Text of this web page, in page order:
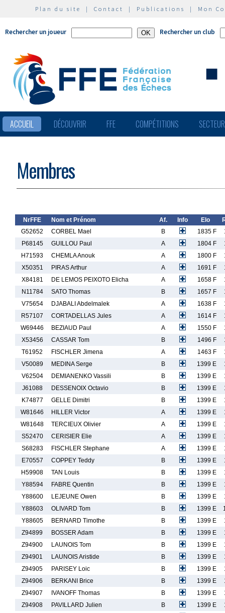
Plan du site | Contact | Publications | Mon
Rechercher un joueur Rechercher un club
ACCUEIL DÉCOUVRIR FFE COMPÉTITIONS
Membres
NrFFE Nom et Prénom Af. Info Elo
G52652
CORBEL Mael B 1835 F
P68145
GUILLOU Paul A 1804 F
H71593
CHEMLA Anouk A 1800 F
X50351
PIRAS Arthur A 1691 F
X84181
DE LEMOS PEIXOTO Elicha A 1658 F
N11784
SATO Thomas B 1657 F
V75654
DJABALI Abdelmalek A 1638 F
R57107
CORTADELLAS Jules A 1614 F
W69446
BEZIAUD Paul A 1550 F
X53456
CASSAR Tom B 1496 F
T61952
FISCHLER Jimena A 1463 F
V50089
MEDINA Serge B 1399 E
V62504
DEMIANENKO Vassili B 1399 E
J61088
DESSENOIX Octavio B 1399 E
K74877
GELLE Dimitri B 1399 E
W81646
HILLER Victor A 1399 E
W81648
TERCIEUX Olivier A 1399 E
S52470
CERISIER Elie A 1399 E
S68283
FISCHLER Stephane A 1399 E
E70557
COPPEY Teddy B 1399 E
H59908
TAN Louis B 1399 E
Y88594
FABRE Quentin B 1399 E
Y88600
LEJEUNE Owen B 1399 E
Y88603
OLIVARD Tom B 1399 E
Y88605
BERNARD Timothe B 1399 E
Z94899
BOSSER Adam B 1399 E
Z94900
LAUNOIS Tom B 1399 E
Z94901
LAUNOIS Aristide B 1399 E
Z94905
PARISEY Loic B 1399 E
Z94906
BERKANI Brice B 1399 E
Z94907
IVANOFF Thomas B 1399 E
Z94908
PAVILLARD Julien B 1399 E